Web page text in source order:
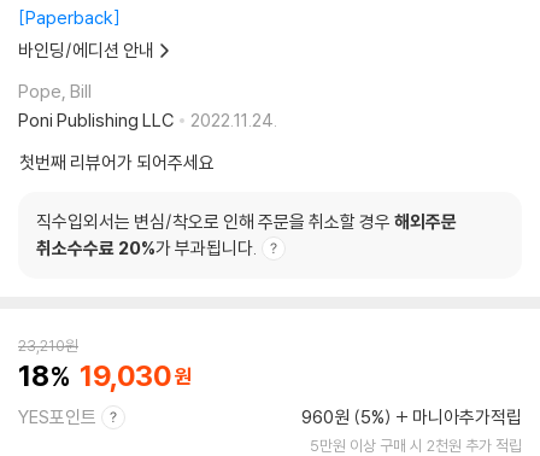
Paperback
바인딩/에디션 안내
Pope, Bill
Poni Publishing LLC
2022.11.24.
첫번째 리뷰어가 되어주세요
직수입외서는 변심/착오로 인해 주문을 취소할 경우 해외주문
취소수수료 20%가 부과됩니다.
23,210원
18 19,030
YES포인트 960원 (5%) 마니아추가적립
5만원 이상 구매 시 2천원 추가 적립